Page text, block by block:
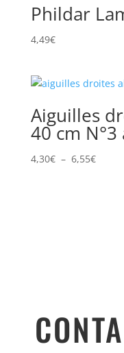
6,40€
Phildar
4,49€
Aiguilles
40 cm N°3
4,30€ – 6,55€Plage